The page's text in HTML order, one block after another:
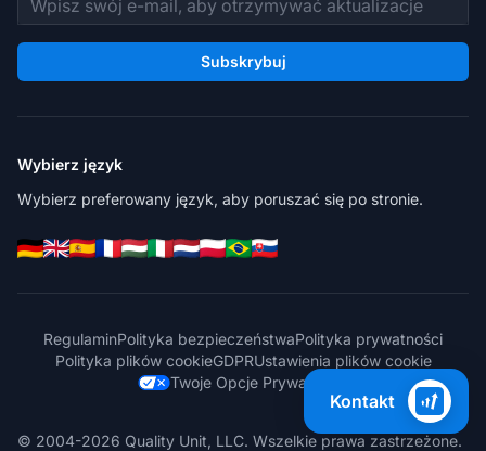
Subskrybuj
Wybierz język
Wybierz preferowany język, aby poruszać się po stronie.
RegulaminPolityka bezpieczeństwaPolityka prywatności
Polityka plików cookieGDPRUstawienia plików cookie
Twoje Opcje Prywatności
© 2004-2026 Quality Unit, LLC. Wszelkie prawa zastrzeżone.
Kontakt